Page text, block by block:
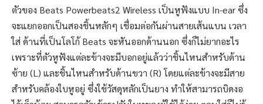
ตัวของ Beats Powerbeats2 Wireless เป็นหูฟังแบบ In-ear ซึ่ง
จะแยกออกเป็นสองชิ้นหลักๆ เชื่อมต่อกันผ่านสายเส้นแบน เวลา
ใส่ ด้านที่เป็นโลโก้ Beats จะหันออกด้านนอก ซึ่งก็ไม่ยากอะไร
เพราะที่ตัวหูฟังแต่ละข้างจะมีบอกอยู่แล้วว่าชิ้นไหนสำหรับด้าน
ซ้าย (L) และชิ้นไหนสำหรับด้านขวา (R) โดยแต่ละข้างจะมีสาย
สำหรับคล้องใบหูอยู่ ซึ่งใช้วัสดุหลักเป็นยาง ทำให้สามารถบิดงอ